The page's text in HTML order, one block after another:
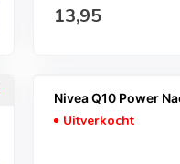
Normale prijs
13,95
Nivea Q10 Power
Uitverkocht